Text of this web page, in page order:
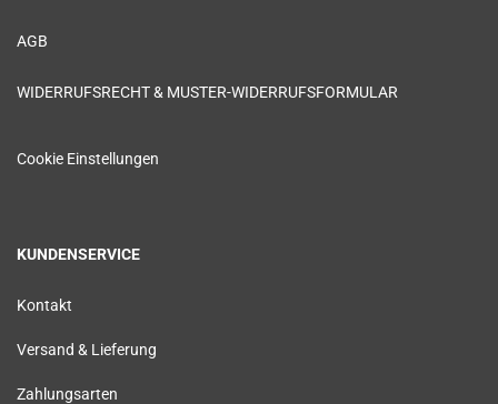
AGB
WIDERRUFSRECHT & MUSTER-WIDERRUFSFORMULAR
Cookie Einstellungen
KUNDENSERVICE
Kontakt
Versand & Lieferung
Zahlungsarten